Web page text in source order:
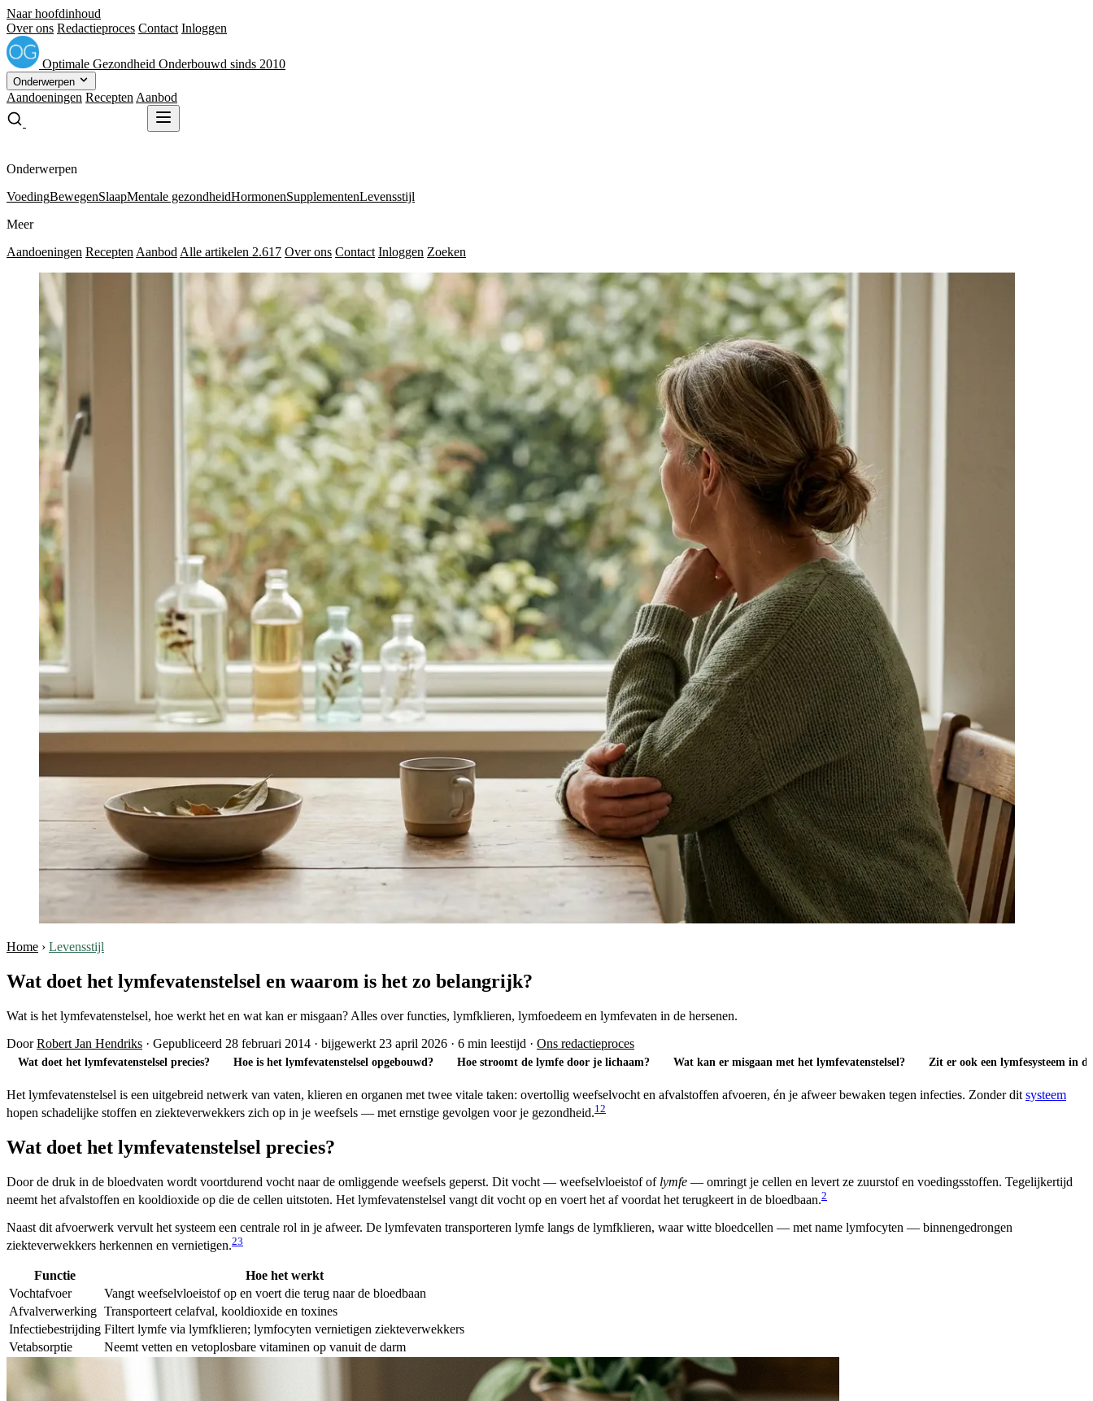
Naar hoofdinhoud
Over ons Redactieproces Contact Inloggen
Optimale Gezondheid Onderbouwd sinds 2010
Onderwerpen
Aandoeningen Recepten Aanbod
Onderwerpen
VoedingBewegenSlaapMentale gezondheidHormonenSupplementenLevensstijl
Meer
Aandoeningen Recepten Aanbod Alle artikelen 2.617 Over ons Contact Inloggen Zoeken
Home › Levensstijl
Wat doet het lymfevatenstelsel en waarom is het zo belangrijk?
Wat is het lymfevatenstelsel, hoe werkt het en wat kan er misgaan? Alles over functies, lymfklieren, lymfoedeem en lymfevaten in de hersenen.
DoorRobert Jan Hendriks · Gepubliceerd 28 februari 2014 · bijgewerkt 23 april 2026 · 6 min leestijd · Ons redactieproces
Wat doet het lymfevatenstelsel precies? Hoe is het lymfevatenstelsel opgebouwd? Hoe stroomt de lymfe door je lichaam? Wat kan er misgaan met het lymfevatenstelsel? Zit er ook een lymfesysteem in
Het lymfevatenstelsel is een uitgebreid netwerk van vaten, klieren en organen met twee vitale taken: overtollig weefselvocht en afvalstoffen afvoeren, én je afweer bewaken tegen infecties. Zonder dit systeem
hopen schadelijke stoffen en ziekteverwekkers zich op in je weefsels — met ernstige gevolgen voor je gezondheid.1 2
Wat doet het lymfevatenstelsel precies?
Door de druk in de bloedvaten wordt voortdurend vocht naar de omliggende weefsels geperst. Dit vocht — weefselvloeistof of lymfe — omringt je cellen en levert ze zuurstof en voedingsstoffen. Tegelijkertijd
neemt het afvalstoffen en kooldioxide op die de cellen uitstoten. Het lymfevatenstelsel vangt dit vocht op en voert het af voordat het terugkeert in de bloedbaan.2
Naast dit afvoerwerk vervult het systeem een centrale rol in je afweer. De lymfevaten transporteren lymfe langs de lymfklieren, waar witte bloedcellen — met name lymfocyten — binnengedrongen
ziekteverwekkers herkennen en vernietigen.23
Functie
Hoe het werkt
Vochtafvoer
Vangt weefselvloeistof op en voert die terug naar de bloedbaan
Afvalverwerking Transporteert celafval, kooldioxide en toxines
Infectiebestrijding Filtert lymfe via lymfklieren; lymfocyten vernietigen ziekteverwekkers
Vetabsorptie
Neemt vetten en vetoplosbare vitaminen op vanuit de darm